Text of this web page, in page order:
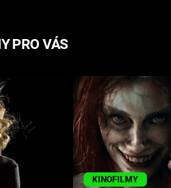
PRO VÁS
KINOFILMY